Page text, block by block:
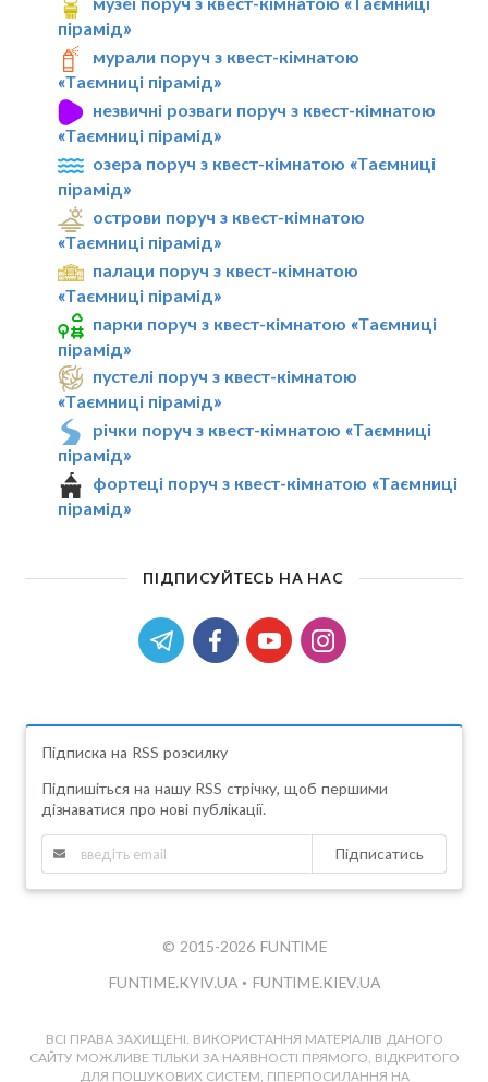
пірамід»
мурали поруч з квест-кімнатою
«Таємниці пірамід»
незвичні розваги поруч з квест-кімнатою
«Таємниці пірамід»
озера поруч з квест-кімнатою «Таємниці
пірамід»
острови поруч з квест-кімнатою
«Таємниці пірамід»
палаци поруч з квест-кімнатою
«Таємниці пірамід»
парки поруч з квест-кімнатою «Таємниці
пірамід»
пустелі поруч з квест-кімнатою
«Таємниці пірамід»
річки поруч з квест-кімнатою «Таємниці
пірамід»
фортеці поруч з квест-кімнатою «Таємниці
пірамід»
ПІДПИСУЙТЕСЬ НА НАС
Підписка на RSS розсилку
Підпишіться на нашу RSS стрічку, щоб першими
дізнаватися про нові публікації.
Підписатись
© 2015-2026 FUNTIME
FUNTIME.KYIV.UA • FUNTIME.KIEV.UA
ВСІ ПРАВА ЗАХИЩЕНІ. ВИКОРИСТАННЯ МАТЕРІАЛІВ ДАНОГО
САЙТУ МОЖЛИВЕ ТІЛЬКИ ЗА НАЯВНОСТІ ПРЯМОГО, ВІДКРИТОГО
ДЛЯ ПОШУКОВИХ СИСТЕМ, ГІПЕРПОСИЛАННЯ НА